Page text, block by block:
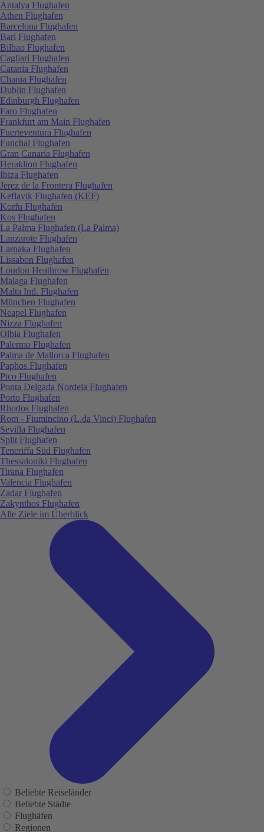
Antalya Flughafen
Athen Flughafen
Barcelona Flughafen
Bari Flughafen
Bilbao Flughafen
Cagliari Flughafen
Catania Flughafen
Chania Flughafen
Dublin Flughafen
Edinburgh Flughafen
Faro Flughafen
Frankfurt am Main Flughafen
Fuerteventura Flughafen
Funchal Flughafen
Gran Canaria Flughafen
Heraklion Flughafen
Ibiza Flughafen
Jerez de la Frontera Flughafen
Keflavik Flughafen (KEF)
Korfu Flughafen
Kos Flughafen
La Palma Flughafen (La Palma)
Lanzarote Flughafen
Larnaka Flughafen
Lissabon Flughafen
London Heathrow Flughafen
Malaga Flughafen
Malta Intl. Flughafen
München Flughafen
Neapel Flughafen
Nizza Flughafen
Olbia Flughafen
Palermo Flughafen
Palma de Mallorca Flughafen
Paphos Flughafen
Pico Flughafen
Ponta Delgada Nordela Flughafen
Porto Flughafen
Rhodos Flughafen
Rom - Fiumincino (L.da Vinci) Flughafen
Sevilla Flughafen
Split Flughafen
Teneriffa Süd Flughafen
Thessaloniki Flughafen
Tirana Flughafen
Valencia Flughafen
Zadar Flughafen
Zakynthos Flughafen
Alle Ziele im Überblick
Beliebte Reiseländer
Beliebte Städte
Flughäfen
Regionen